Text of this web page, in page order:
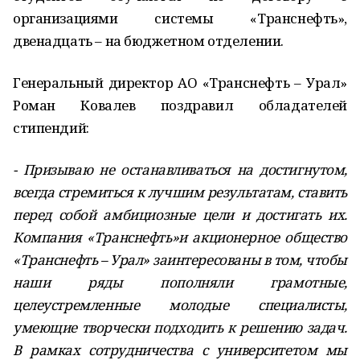
организациями системы «Транснефть»,
двенадцать – на бюджетном отделении.
Генеральный директор АО «Транснефть – Урал»
Роман Ковалев поздравил обладателей
стипендий:
- Призываю не останавливаться на достигнутом,
всегда стремиться к лучшим результатам, ставить
перед собой амбициозные цели и достигать их.
Компания «Транснефть»и акционерное общество
«Транснефть – Урал» заинтересованы в том, чтобы
наши ряды пополняли грамотные,
целеустремленные молодые специалисты,
умеющие творчески подходить к решению задач.
В рамках сотрудничества с университетом мы